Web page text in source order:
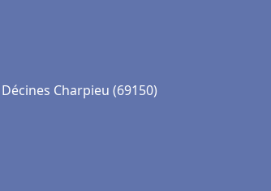
Charpieu (69150)